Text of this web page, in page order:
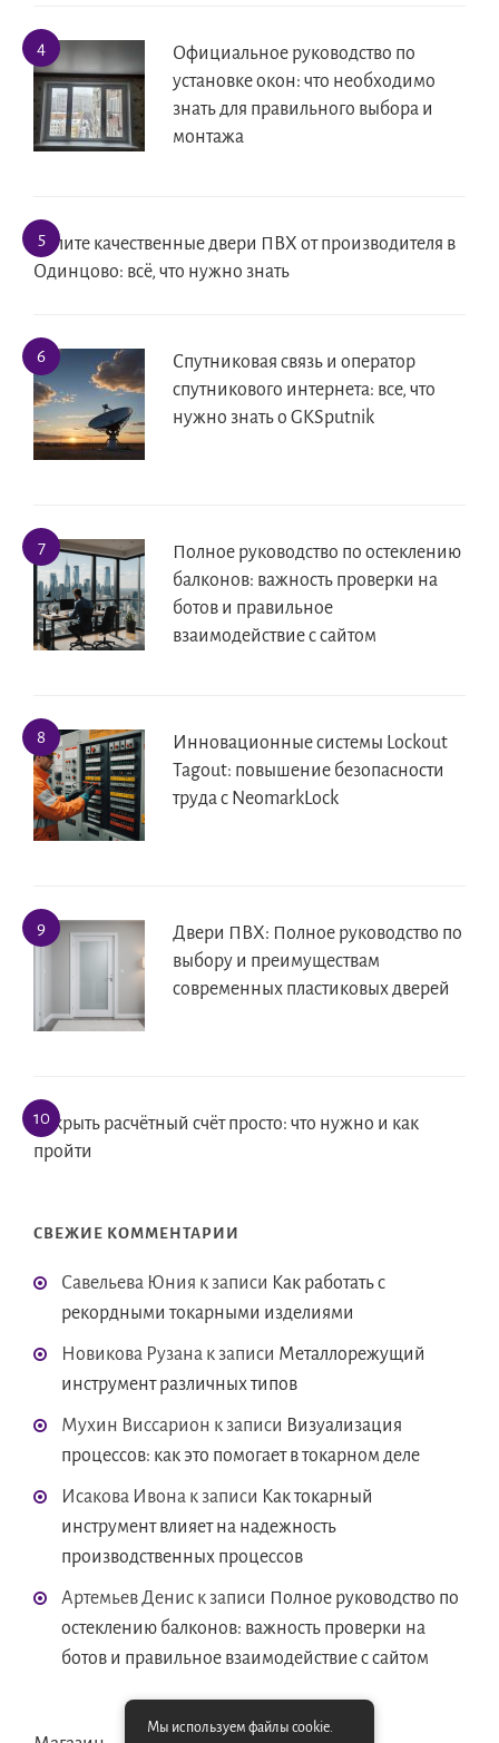
Официальное руководство по
установке окон: что необходимо
знать для правильного выбора и
монтажа
Купите качественные двери ПВХ от производителя в
Одинцово: всё, что нужно знать
Спутниковая связь и оператор
спутникового интернета: все, что
нужно знать о GKSputnik
Полное руководство по остеклению
балконов: важность проверки на
ботов и правильное
взаимодействие с сайтом
Инновационные системы Lockout
Tagout: повышение безопасности
труда с NeomarkLock
Двери ПВХ: Полное руководство по
выбору и преимуществам
современных пластиковых дверей
Открыть расчётный счёт просто: что нужно и как
пройти
СВЕЖИЕ КОММЕНТАРИИ
Савельева Юния к записи Как работать с
рекордными токарными изделиями
Новикова Рузана к записи Металлорежущий
инструмент различных типов
Мухин Виссарион к записи Визуализация
процессов: как это помогает в токарном деле
Исакова Ивона к записи Как токарный
инструмент влияет на надежность
производственных процессов
Артемьев Денис к записи Полное руководство по
остеклению балконов: важность проверки на
ботов и правильное взаимодействие с сайтом
Мы используем файлы cookie.